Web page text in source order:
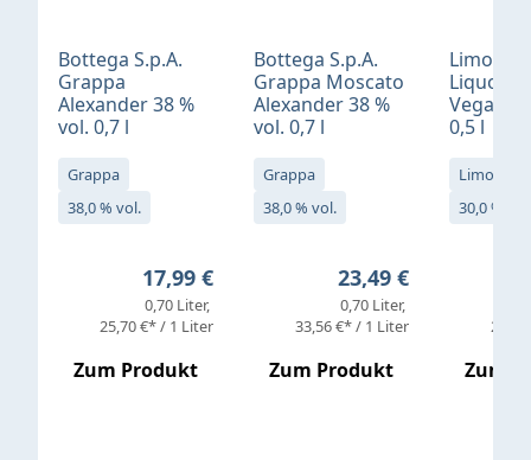
Bottega S.p.A.
Grappa
Alexander 38 %
vol. 0,7 l
Grappa
38,0 % vol.
Regulärer Preis:
17,99 €
0,70 Liter
25,70 €* / 1 Liter
Zum Produkt
Bottega S.p.A.
Grappa Moscato
Alexander 38 %
vol. 0,7 l
Grappa
38,0 % vol.
Regulärer Preis:
23,49 €
0,70 Liter
33,56 €* / 1 Liter
Zum Produkt
Liquore
Vegan
0,5 l
30,0 % vol.
Zum